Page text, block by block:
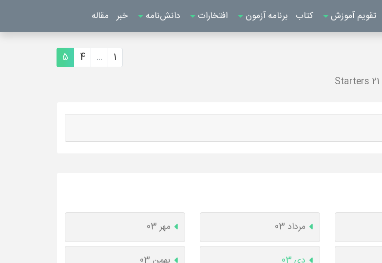
تقویم آموزش کتاب برنامه آزمون افتخارات دانش‌نامه خبر مقاله
1
...
4
5
Starters 21
مرداد 03 مهر 03